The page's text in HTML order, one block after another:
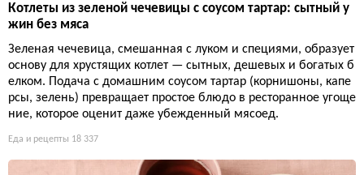
Котлеты из зеленой чечевицы с соусом тартар: сытный у
жин без мяса
Зеленая чечевица, смешанная с луком и специями, образует
основу для хрустящих котлет — сытных, дешевых и богатых б
елком. Подача с домашним соусом тартар (корнишоны, капе
рсы, зелень) превращает простое блюдо в ресторанное угоще
ние, которое оценит даже убежденный мясоед.
Еда и рецепты 18 337